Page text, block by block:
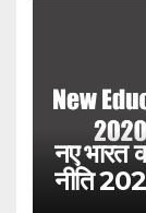
नए भारत
नीति